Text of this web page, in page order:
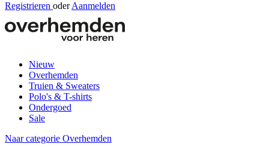
Registrieren oder Aanmelden
Nieuw
Overhemden
Truien & Sweaters
Polo's & T-shirts
Ondergoed
Sale
Naar categorie Overhemden